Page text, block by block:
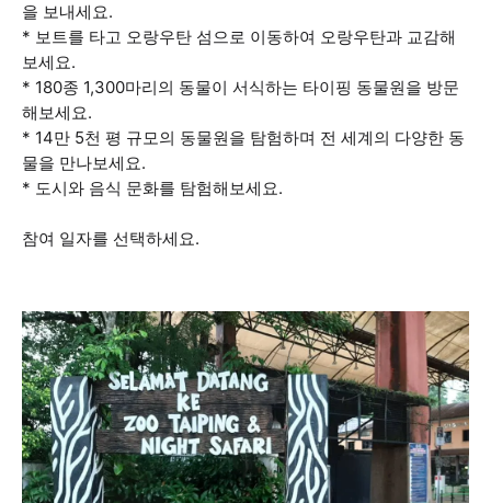
을 보내세요.
* 보트를 타고 오랑우탄 섬으로 이동하여 오랑우탄과 교감해
보세요.
* 180종 1,300마리의 동물이 서식하는 타이핑 동물원을 방문
해보세요.
* 14만 5천 평 규모의 동물원을 탐험하며 전 세계의 다양한 동
물을 만나보세요.
* 도시와 음식 문화를 탐험해보세요.
참여 일자를 선택하세요.